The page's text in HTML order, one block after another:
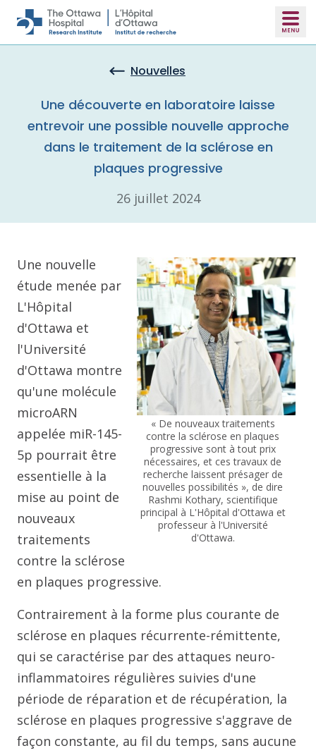
Skip to main content
Nouvelles
Une découverte en laboratoire laisse
entrevoir une possible nouvelle approche
dans le traitement de la sclérose en
plaques progressive
26 juillet 2024
« De nouveaux traitements
contre la sclérose en plaques
progressive sont à tout prix
nécessaires, et ces travaux de
recherche laissent présager de
nouvelles possibilités », de dire
Rashmi Kothary, scientifique
principal à L'Hôpital d'Ottawa et
professeur à l'Université
d'Ottawa.
Une nouvelle
étude menée par
L'Hôpital
d'Ottawa et
l'Université
d'Ottawa montre
qu'une molécule
microARN
appelée miR-145-
5p pourrait être
essentielle à la
mise au point de
nouveaux
traitements
contre la sclérose
en plaques progressive.
Contrairement à la forme plus courante de
sclérose en plaques récurrente-rémittente,
qui se caractérise par des attaques neuro-
inflammatoires régulières suivies d'une
période de réparation et de récupération, la
sclérose en plaques progressive s'aggrave de
façon constante, au fil du temps, sans aucune